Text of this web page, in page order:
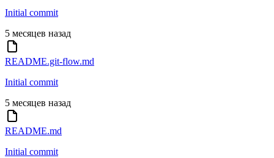
Initial commit
5 месяцев назад
README.git-flow.md
Initial commit
5 месяцев назад
README.md
Initial commit